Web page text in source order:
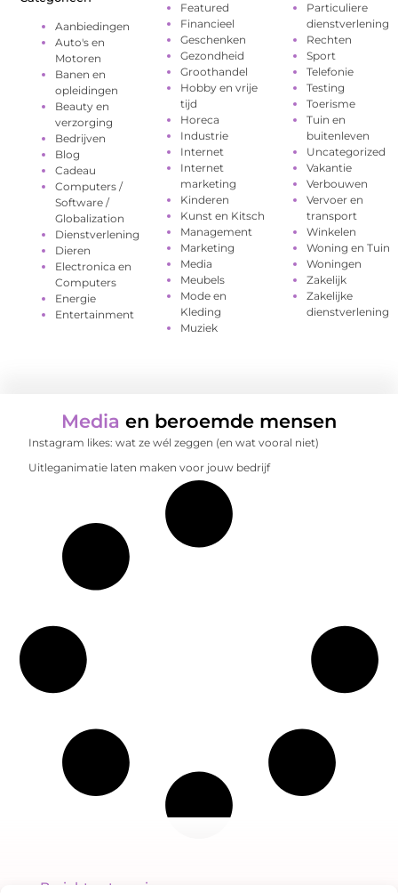
Aanbiedingen
Auto's en
Motoren
Banen en
opleidingen
Beauty en
verzorging
Bedrijven
Blog
Cadeau
Computers /
Software /
Globalization
Dienstverlening
Dieren
Electronica en
Computers
Energie
Entertainment
Featured
Financieel
Geschenken
Gezondheid
Groothandel
Hobby en vrije
tijd
Horeca
Industrie
Internet
Internet
marketing
Kinderen
Kunst en Kitsch
Management
Marketing
Media
Meubels
Mode en
Kleding
Muziek
Particuliere
dienstverlening
Rechten
Sport
Telefonie
Testing
Toerisme
Tuin en
buitenleven
Uncategorized
Vakantie
Verbouwen
Vervoer en
transport
Winkelen
Woning en Tuin
Woningen
Zakelijk
Zakelijke
dienstverlening
Media en beroemde mensen
Instagram likes: wat ze wél zeggen (en wat vooral niet)
Uitleganimatie laten maken voor jouw bedrijf
Bericht categorie